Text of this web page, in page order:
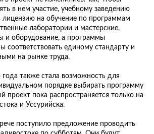
в нем участие, учебному заведению
на обучение по программам
лаборатории и мастерские,
и оборудование, а программы
соответствовать единому стандарту и
на рынке труда.
также стала возможность для
порядке выбирать программу
проект пока распространяется только на
и Уссурийска.
поступило предложение проводить